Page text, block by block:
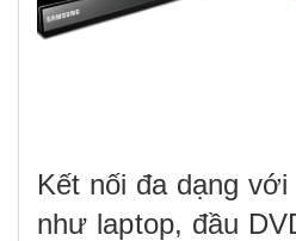
Kết nối đa dạng
như laptop, đầu